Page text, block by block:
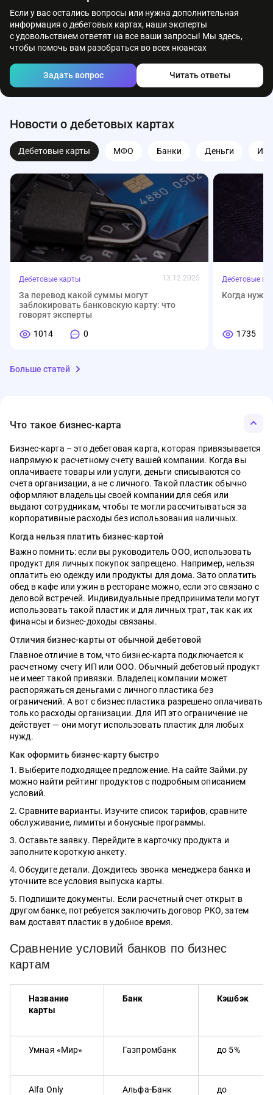
Если у вас остались вопросы или нужна дополнительная
информация о дебетовых картах, наши эксперты
с удовольствием ответят на все ваши запросы! Мы здесь,
чтобы помочь вам разобраться во всех нюансах
Задать вопрос Читать ответы
Новости о дебетовых картах
Дебетовые карты МФО Банки Деньги
Дебетовые карты 13.12.2025
За перевод какой суммы могут
заблокировать банковскую карту: что
говорят эксперты
1014
0
Дебетовые
Когда
1735
МФО
Семейная ипотека, облигации,
автокредиты, рынок труда – главное за
неделю
48
0
Что
Новые
41
Банки
Что такое электронный кошелёк WB и
зачем у него лимиты
1533
0
Рейтинг
2026 году
1134
Деньги
Материнский капитал в 2026 году: сумма,
условия и как потратить без ошибок
523 0
Сервис
личный
486
Ипотека
Ипотека без стресса: полный список
документов, чтобы банк сказал «да»
538
0
на
462
Вклады
С какой суммы нужно платить налог на
вклад в 2026 году
449 0
Топ-5
2026 году
847
Кредиты
Как отличить кредит от рассрочки
Топ-5
году
Больше статей
Что такое бизнес-карта
Бизнес-карта – это дебетовая карта, которая привязывается
напрямую к расчетному счету вашей компании. Когда вы
оплачиваете товары или услуги, деньги списываются со
счета организации, а не с личного. Такой пластик обычно
оформляют владельцы своей компании для себя или
выдают сотрудникам, чтобы те могли рассчитываться за
корпоративные расходы без использования наличных.
Когда нельзя платить бизнес-картой
Важно помнить: если вы руководитель ООО, использовать
продукт для личных покупок запрещено. Например, нельзя
оплатить ею одежду или продукты для дома. Зато оплатить
обед в кафе или ужин в ресторане можно, если это связано с
деловой встречей. Индивидуальные предприниматели могут
использовать такой пластик и для личных трат, так как их
финансы и бизнес-доходы связаны.
Отличия бизнес-карты от обычной дебетовой
Главное отличие в том, что бизнес-карта подключается к
расчетному счету ИП или ООО. Обычный дебетовый продукт
не имеет такой привязки. Владелец компании может
распоряжаться деньгами с личного пластика без
ограничений. А вот с бизнес пластика разрешено оплачивать
только расходы организации. Для ИП это ограничение не
действует — они могут использовать пластик для любых
нужд.
Как оформить бизнес-карту быстро
Выберите подходящее предложение. На сайте Займи.ру
можно найти рейтинг продуктов с подробным описанием
условий.
Сравните варианты. Изучите список тарифов, сравните
обслуживание, лимиты и бонусные программы.
Оставьте заявку. Перейдите в карточку продукта и
заполните короткую анкету.
Обсудите детали. Дождитесь звонка менеджера банка и
уточните все условия выпуска карты.
Подпишите документы. Если расчетный счет открыт в
другом банке, потребуется заключить договор РКО, затем
вам доставят пластик в удобное время.
Сравнение условий банков по бизнес
картам
Название
карты
Банк Кэшбэк
Умная «Мир» Газпромбанк до 5%
Alfa Only Альфа-Банк до